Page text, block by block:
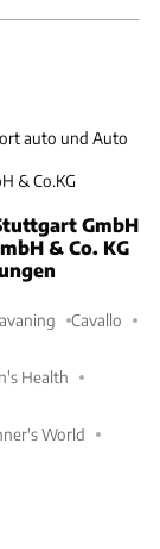
auto und Auto
& Co.KG
GmbH
& Co. KG
Cavallo
Health
World